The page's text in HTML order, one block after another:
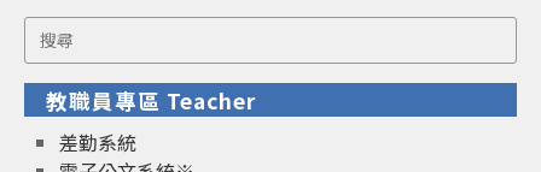
Search
for:
教職員專區 Teacher
差勤系統